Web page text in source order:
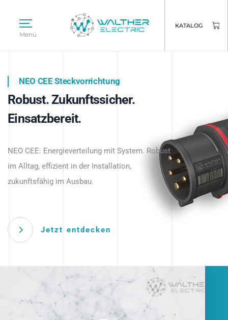
Menü
KATALOG
Intelligente Stromverteilung
beginnt hier.
NEO CEE Steckvorrichtung
Robust. Zukunftssicher.
Einsatzbereit.
NEO CEE: Energieverteilung mit System. Robust
im Alltag, effizient in der Installation,
zukunftsfähig im Ausbau.
Jetzt entdecken
Intelligenz trifft Energie.
Anwendungen – robust, IP-geschützt und
zukunftsfähig.